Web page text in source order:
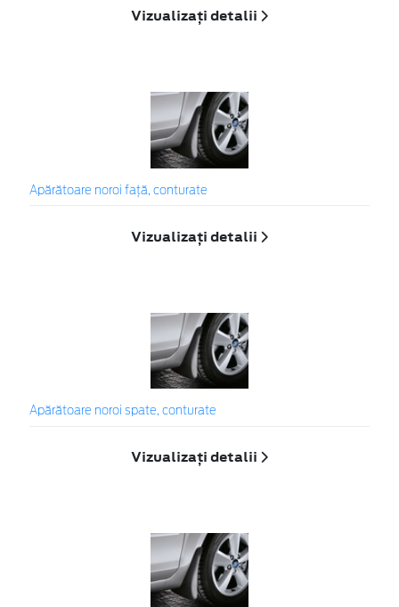
Vizualizați detalii
Apărătoare noroi faţă, conturate
Vizualizați detalii
Apărătoare noroi spate, conturate
Vizualizați detalii